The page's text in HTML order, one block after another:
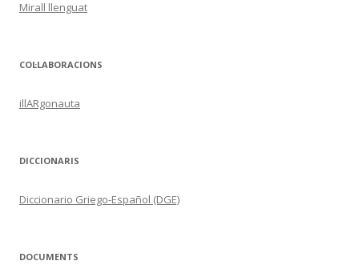
Mirall llenguat
COL·LABORACIONS
illARgonauta
DICCIONARIS
Diccionario Griego-Español (DGE)
DOCUMENTS